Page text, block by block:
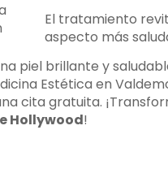
El tratamiento
aspecto más
piel brillante y
Estética en
cita gratuita.
Hollywood!